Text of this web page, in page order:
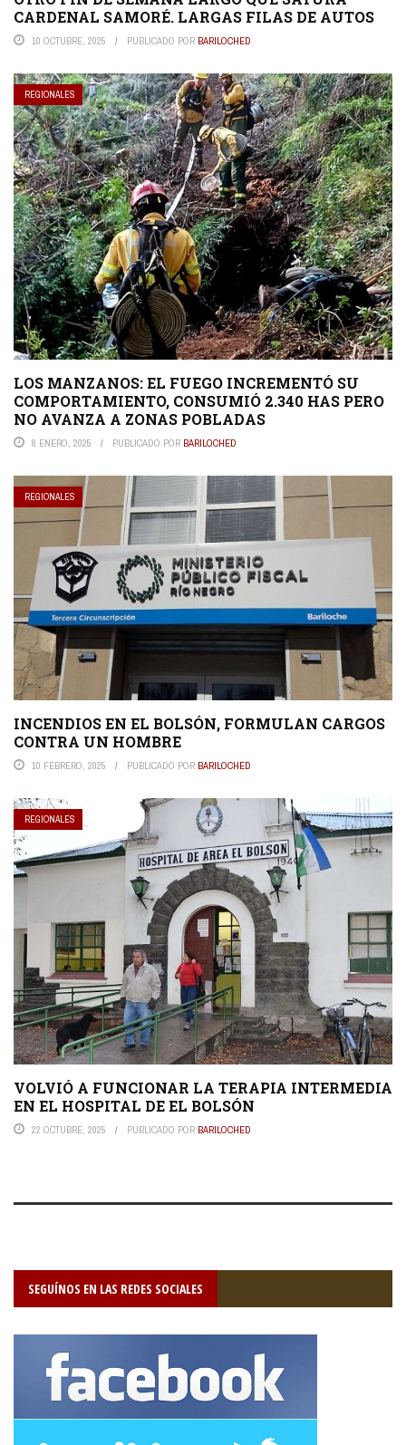
CARDENAL SAMORÉ. LARGAS FILAS DE AUTOS
10 OCTUBRE, 2025 PUBLICADO POR BARILOCHED
REGIONALES
LOS MANZANOS: EL FUEGO INCREMENTÓ SU
COMPORTAMIENTO, CONSUMIÓ 2.340 HAS PERO
NO AVANZA A ZONAS POBLADAS
8 ENERO, 2025 PUBLICADO POR BARILOCHED
REGIONALES
INCENDIOS EN EL BOLSÓN, FORMULAN CARGOS
CONTRA UN HOMBRE
10 FEBRERO, 2025 PUBLICADO POR BARILOCHED
REGIONALES
VOLVIÓ A FUNCIONAR LA TERAPIA INTERMEDIA
EN EL HOSPITAL DE EL BOLSÓN
22 OCTUBRE, 2025 PUBLICADO POR BARILOCHED
SEGUÍNOS EN LAS REDES SOCIALES